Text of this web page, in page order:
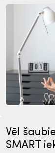
Vēl
SMART